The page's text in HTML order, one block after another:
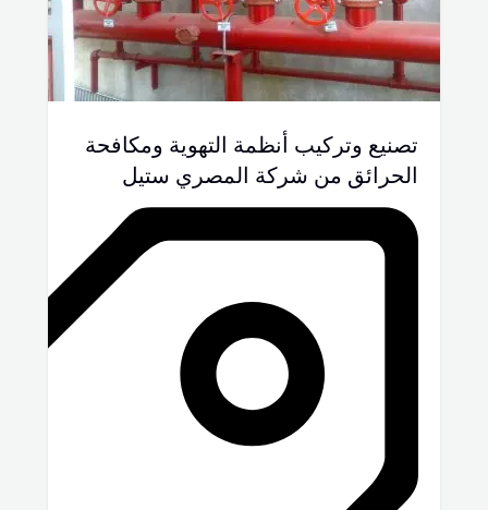
تصنيع وتركيب أنظمة التهوية ومكافحة
الحرائق من شركة المصري ستيل